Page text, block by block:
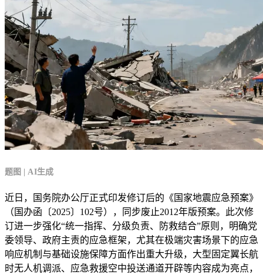
题图 | AI生成
近日，国务院办公厅正式印发修订后的《国家地震应急预案》
（国办函〔2025〕102号），同步废止2012年版预案。此次修
订进一步强化“统一指挥、分级负责、防救结合”原则，明确党
委领导、政府主责的应急框架，尤其在极端灾害场景下的应急
响应机制与基础设施保障方面作出重大升级，大型固定翼长航
时无人机调派、应急救援空中投送通道开辟等内容成为亮点，